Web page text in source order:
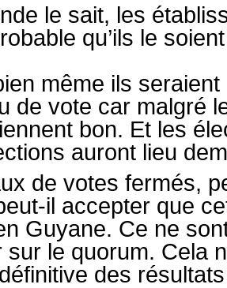
le sait, les
qu’ils le
même ils
de vote car malgré
bon. Et les
auront lieu
de votes fermés,
il accepter que
Guyane. Ce ne
le quorum. Cela
des